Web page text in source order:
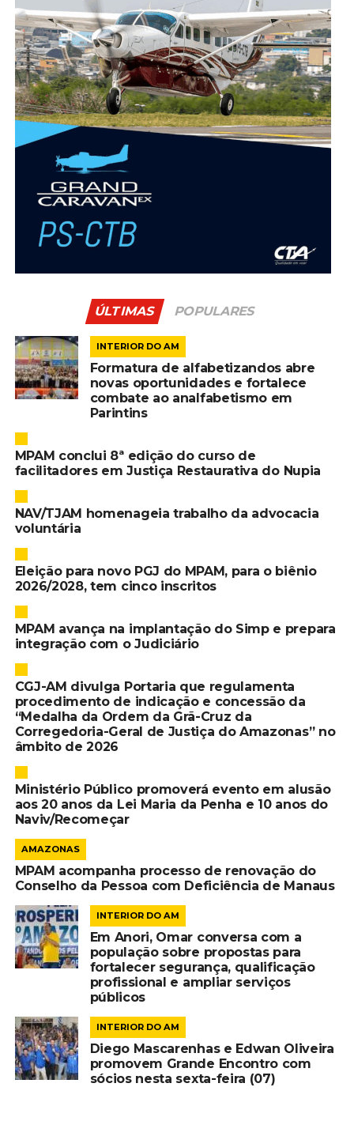
ÚLTIMAS POPULARES
INTERIOR DO AM
Formatura de alfabetizandos abre
novas oportunidades e fortalece
combate ao analfabetismo em
Parintins
MPAM conclui 8ª edição do curso de
facilitadores em Justiça Restaurativa do Nupia
NAV/TJAM homenageia trabalho da advocacia
voluntária
Eleição para novo PGJ do MPAM, para o biênio
2026/2028, tem cinco inscritos
MPAM avança na implantação do Simp e prepara
integração com o Judiciário
CGJ-AM divulga Portaria que regulamenta
procedimento de indicação e concessão da
“Medalha da Ordem da Grã-Cruz da
Corregedoria-Geral de Justiça do Amazonas” no
âmbito de 2026
Ministério Público promoverá evento em alusão
aos 20 anos da Lei Maria da Penha e 10 anos do
Naviv/Recomeçar
AMAZONAS
MPAM acompanha processo de renovação do
Conselho da Pessoa com Deficiência de Manaus
INTERIOR DO AM
Em Anori, Omar conversa com a
população sobre propostas para
fortalecer segurança, qualificação
profissional e ampliar serviços
públicos
INTERIOR DO AM
Diego Mascarenhas e Edwan Oliveira
promovem Grande Encontro com
sócios nesta sexta-feira (07)